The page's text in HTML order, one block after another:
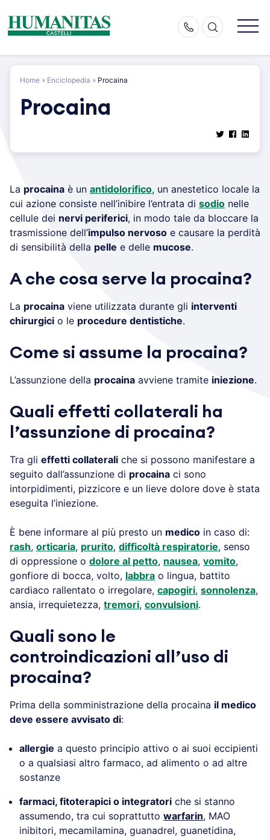
content
Home » Enciclopedia » Procaina
Procaina
La procaina è un antidolorifico, un anestetico locale la
cui azione consiste nell’inibire l’entrata di sodio nelle
cellule dei nervi periferici, in modo tale da bloccare la
trasmissione dell’impulso nervoso e causare la perdità
di sensibilità della pelle e delle mucose.
A che cosa serve la procaina?
La procaina viene utilizzata durante gli interventi
chirurgici o le procedure dentistiche.
Come si assume la procaina?
L’assunzione della procaina avviene tramite iniezione.
Quali effetti collaterali ha
l’assunzione di procaina?
Tra gli effetti collaterali che si possono manifestare a
seguito dall’assunzione di procaina ci sono
intorpidimenti, pizzicore e un lieve dolore dove è stata
eseguita l’iniezione.
È bene informare al più presto un medico in caso di:
rash, orticaria, prurito, difficoltà respiratorie, senso
di oppressione o dolore al petto, nausea, vomito,
gonfiore di bocca, volto, labbra o lingua, battito
cardiaco rallentato o irregolare, capogiri, sonnolenza,
ansia, irrequietezza, tremori, convulsioni.
Quali sono le
controindicazioni all’uso di
procaina?
Prima della somministrazione della procaina il medico
deve essere avvisato di:
allergie a questo principio attivo o ai suoi eccipienti
o a qualsiasi altro farmaco, ad alimento o ad altre
sostanze
farmaci, fitoterapici o integratori che si stanno
assumendo, tra cui soprattutto warfarin, MAO
inibitori, mecamilamina, guanadrel, guanetidina,